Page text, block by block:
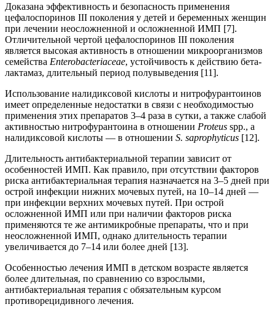
Доказана эффективность и безопасность применения
цефалоспоринов III поколения у детей и беременных женщин
при лечении неосложненной и осложненной ИМП [7].
Отличительной чертой цефалоспоринов III поколения
является высокая активность в отношении микроорганизмов
семейства Enterobacteriaceae, устойчивость к действию бета-
лактамаз, длительный период полувыведения [11].
Использование налидиксовой кислоты и нитрофурантоинов
имеет определенные недостатки в связи с необходимостью
применения этих препаратов 3–4 раза в сутки, а также слабой
активностью нитрофурантоина в отношении Proteus spp., а
налидиксовой кислоты — в отношении S. saprophyticus [12].
Длительность антибактериальной терапии зависит от
особенностей ИМП. Как правило, при отсутствии факторов
риска антибактериальная терапия назначается на 3–5 дней при
острой инфекции нижних мочевых путей, на 10–14 дней —
при инфекции верхних мочевых путей. При острой
осложненной ИМП или при наличии факторов риска
применяются те же антимикробные препараты, что и при
неосложненной ИМП, однако длительность терапии
увеличивается до 7–14 или более дней [13].
Особенностью лечения ИМП в детском возрасте является
более длительная, по сравнению со взрослыми,
антибактериальная терапия с обязательным курсом
противорецидивного лечения.